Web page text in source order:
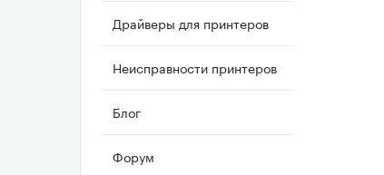
Драйверы для принтеров
Неисправности принтеров
Блог
Форум